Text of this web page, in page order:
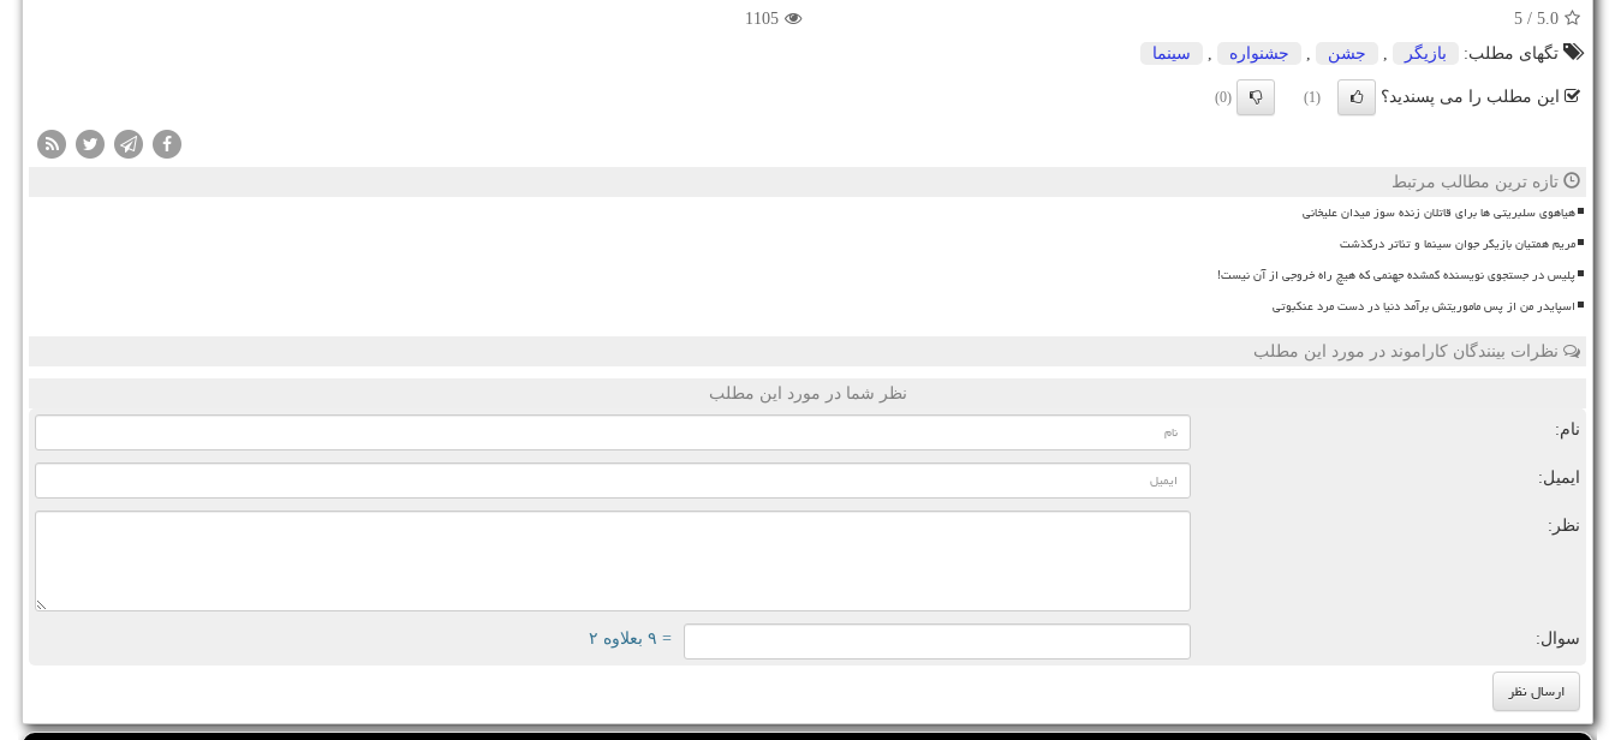
5.0
/ 5
1105
تگهای مطلب:
بازیگر جشن جشنواره سینما
این مطلب را می پسندید؟ (1)
(0)
تازه ترین مطالب مرتبط
هیاهوی سلبریتی ها برای قاتلان زنده سوز میدان علیخانی
مریم همتیان بازیگر جوان سینما و تئاتر درگذشت
پلیس در جستجوی نویسنده گمشده جهنمی که هیچ راه خروجی از آن نیست!
اسپایدر من از پس ماموریتش برآمد دنیا در دست مرد عنکبوتی
نظرات بینندگان کاراموند در مورد این مطلب
نظر شما در مورد این مطلب
نام:
ایمیل:
نظر:
سوال: = ۹ بعلاوه ۲